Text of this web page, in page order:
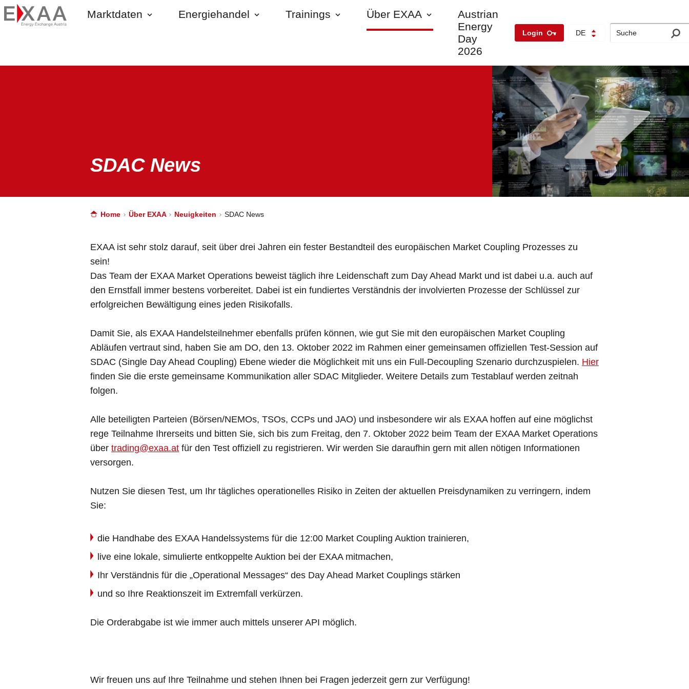
Marktdaten Energiehandel Trainings Über EXAA
Austrian
Energy
Day
2026
Login DE
SDAC News
Home Über EXAA Neuigkeiten SDAC News
EXAA ist sehr stolz darauf, seit über drei Jahren ein fester Bestandteil des europäischen Market Coupling Prozesses zu
sein!
Das Team der EXAA Market Operations beweist täglich ihre Leidenschaft zum Day Ahead Markt und ist dabei u.a. auch auf
den Ernstfall immer bestens vorbereitet. Dabei ist ein fundiertes Verständnis der involvierten Prozesse der Schlüssel zur
erfolgreichen Bewältigung eines jeden Risikofalls.
Damit Sie, als EXAA Handelsteilnehmer ebenfalls prüfen können, wie gut Sie mit den europäischen Market Coupling
Abläufen vertraut sind, haben Sie am DO, den 13. Oktober 2022 im Rahmen einer gemeinsamen offiziellen Test-Session auf
SDAC (Single Day Ahead Coupling) Ebene wieder die Möglichkeit mit uns ein Full-Decoupling Szenario durchzuspielen. Hier
finden Sie die erste gemeinsame Kommunikation aller SDAC Mitglieder. Weitere Details zum Testablauf werden zeitnah
folgen.
Alle beteiligten Parteien (Börsen/NEMOs, TSOs, CCPs und JAO) und insbesondere wir als EXAA hoffen auf eine möglichst
rege Teilnahme Ihrerseits und bitten Sie, sich bis zum Freitag, den 7. Oktober 2022 beim Team der EXAA Market Operations
über trading@exaa.at für den Test offiziell zu registrieren. Wir werden Sie daraufhin gern mit allen nötigen Informationen
versorgen.
Nutzen Sie diesen Test, um Ihr tägliches operationelles Risiko in Zeiten der aktuellen Preisdynamiken zu verringern, indem
Sie:
die Handhabe des EXAA Handelssystems für die 12:00 Market Coupling Auktion trainieren,
live eine lokale, simulierte entkoppelte Auktion bei der EXAA mitmachen,
Ihr Verständnis für die „Operational Messages“ des Day Ahead Market Couplings stärken
und so Ihre Reaktionszeit im Extremfall verkürzen.
Die Orderabgabe ist wie immer auch mittels unserer API möglich.
Wir freuen uns auf Ihre Teilnahme und stehen Ihnen bei Fragen jederzeit gern zur Verfügung!